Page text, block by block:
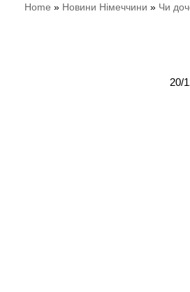
Home » Новини Німеччини » Чи
20/